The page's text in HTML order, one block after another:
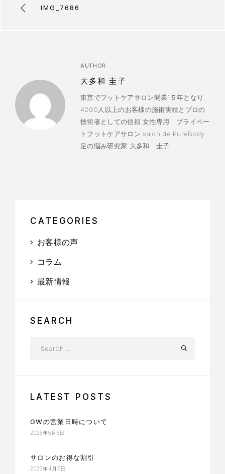
IMG_7686
AUTHOR
大多和 圭子
東京でフットケアサロン開業1５年となり
4200人以上のお客様の施術実績とプロの
技術者としての信頼 女性専用 プライベー
トフットケアサロン salon de PureBody
足の悩み研究家 大多和 圭子
CATEGORIES
お客様の声
コラム
最新情報
SEARCH
LATEST POSTS
GWの営業日時について
2026年5月6日
サロンのお得な割引
2023年4月7日